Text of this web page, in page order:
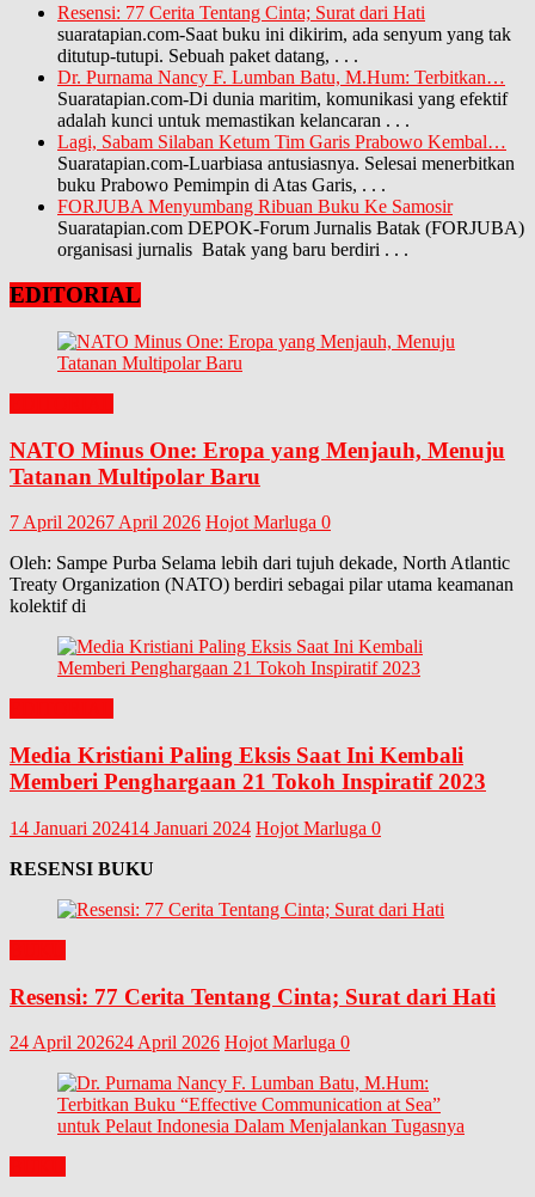
Resensi: 77 Cerita Tentang Cinta; Surat dari Hati
suaratapian.com-Saat buku ini dikirim, ada senyum yang tak
ditutup-tutupi. Sebuah paket datang, . . .
Dr. Purnama Nancy F. Lumban Batu, M.Hum: Terbitkan…
Suaratapian.com-Di dunia maritim, komunikasi yang efektif
adalah kunci untuk memastikan kelancaran . . .
Lagi, Sabam Silaban Ketum Tim Garis Prabowo Kembal…
Suaratapian.com-Luarbiasa antusiasnya. Selesai menerbitkan
buku Prabowo Pemimpin di Atas Garis, . . .
FORJUBA Menyumbang Ribuan Buku Ke Samosir
Suaratapian.com DEPOK-Forum Jurnalis Batak (FORJUBA)
organisasi jurnalis Batak yang baru berdiri . . .
EDITORIAL
NATO Minus One: Eropa yang Menjauh, Menuju
Tatanan Multipolar Baru
7 April 20267 April 2026 Hojot Marluga 0
Oleh: Sampe Purba Selama lebih dari tujuh dekade, North Atlantic
Treaty Organization (NATO) berdiri sebagai pilar utama keamanan
kolektif di
Media Kristiani Paling Eksis Saat Ini Kembali
Memberi Penghargaan 21 Tokoh Inspiratif 2023
14 Januari 202414 Januari 2024 Hojot Marluga 0
RESENSI BUKU
Resensi: 77 Cerita Tentang Cinta; Surat dari Hati
24 April 202624 April 2026 Hojot Marluga 0